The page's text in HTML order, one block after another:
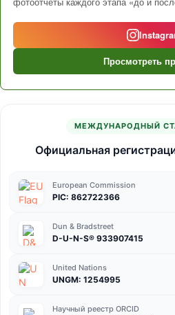
Просмотреть
МЕЖДУНАРОДНЫЙ
Официальная
European Commission
PIC: 862722366
Dun & Bradstreet
D-U-N-S® 933907415
United Nations
UNGM: 1254995
Научный реестр ORCID